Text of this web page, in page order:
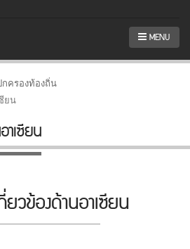
MENU
กครองท้องถิ่น
ยน
าเซียน
วข้องด้านอาเซียน